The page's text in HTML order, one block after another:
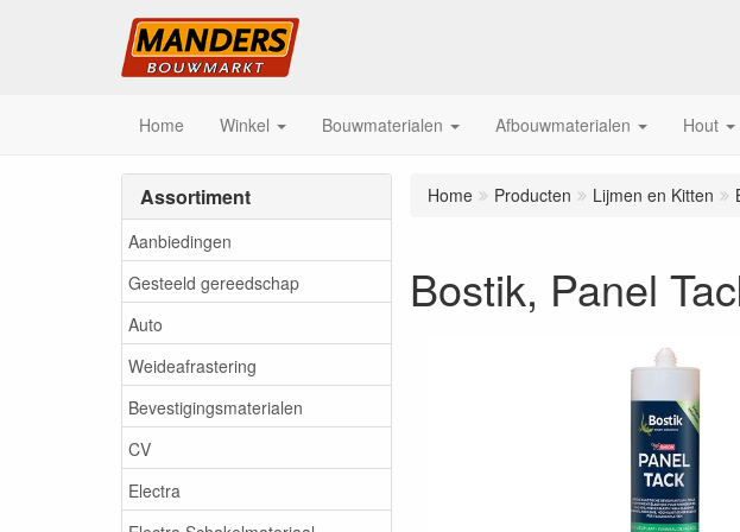
Home Winkel Bouwmaterialen Afbouwmaterialen Hout
Assortiment
Aanbiedingen
Gesteeld gereedschap
Auto
Weideafrastering
Bevestigingsmaterialen
CV
Electra
Home Producten Lijmen en Kitten
Bostik, Panel